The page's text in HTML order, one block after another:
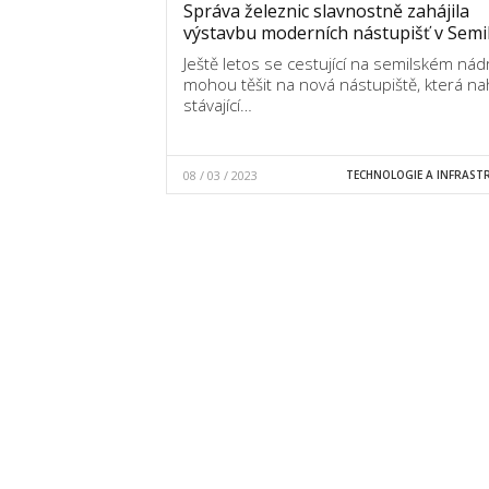
Správa železnic slavnostně zahájila
výstavbu moderních nástupišť v
Ještě letos se cestující na semilském
mohou těšit na nová nástupiště, která
stávající…
08 / 03 / 2023 TECHNOLOGIE A